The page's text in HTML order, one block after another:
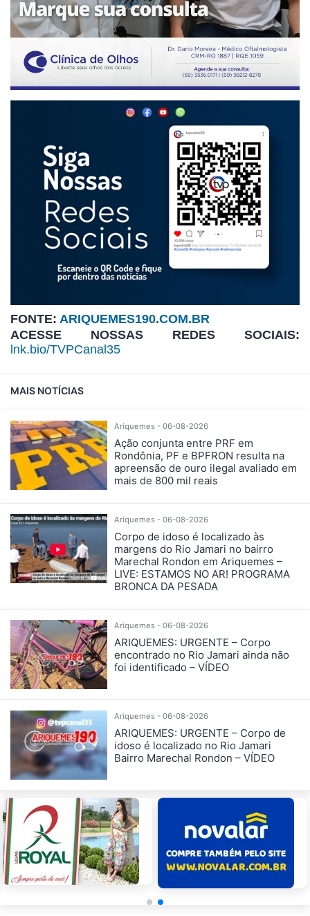
FONTE: ARIQUEMES190.COM.BR
ACESSE NOSSAS REDES SOCIAIS:
lnk.bio/TVPCanal35
MAIS NOTÍCIAS
Ariquemes - 06-08-2026
Ação conjunta entre PRF em
Rondônia, PF e BPFRON resulta na
apreensão de ouro ilegal avaliado em
mais de 800 mil reais
Ariquemes - 06-08-2026
Corpo de idoso é localizado às
margens do Rio Jamari no bairro
Marechal Rondon em Ariquemes –
LIVE: ESTAMOS NO AR! PROGRAMA
BRONCA DA PESADA
Ariquemes - 06-08-2026
ARIQUEMES: URGENTE – Corpo
encontrado no Rio Jamari ainda não
foi identificado – VÍDEO
Ariquemes - 06-08-2026
ARIQUEMES: URGENTE – Corpo de
idoso é localizado no Rio Jamari
Bairro Marechal Rondon – VÍDEO